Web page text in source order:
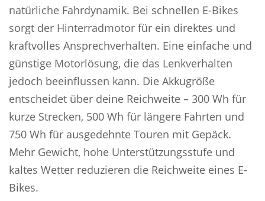
natürliche Fahrdynamik. Bei schnellen E-Bikes
sorgt der Hinterradmotor für ein direktes und
kraftvolles Ansprechverhalten. Eine einfache und
günstige Motorlösung, die das Lenkverhalten
jedoch beeinflussen kann. Die Akkugröße
entscheidet über deine Reichweite – 300 Wh für
kurze Strecken, 500 Wh für längere Fahrten und
750 Wh für ausgedehnte Touren mit Gepäck.
Mehr Gewicht, hohe Unterstützungsstufe und
kaltes Wetter reduzieren die Reichweite eines E-
Bikes.